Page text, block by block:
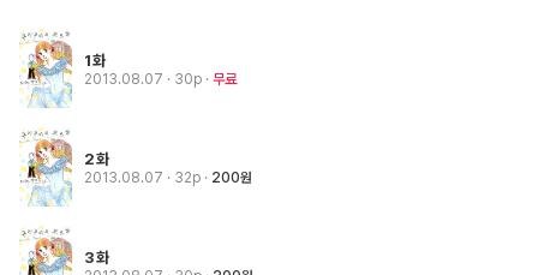
1화
2013.08.07 · 30p 무료
2화
2013.08.07 · 32p 200원
3화